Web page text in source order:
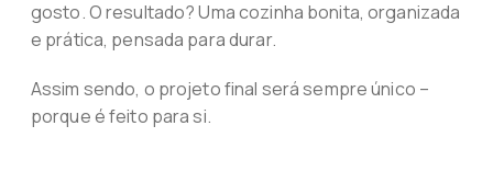
gosto. O resultado? Uma cozinha bonita, organizada
e prática, pensada para durar.
Assim sendo, o projeto final será sempre único –
porque é feito para si.